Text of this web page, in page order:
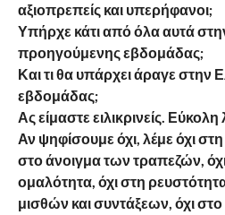
αξιοπρεπείς και υπερήφανοι;
Υπήρχε κάτι από όλα αυτά
προηγούμενης εβδομάδας;
Και τι θα υπάρχει άραγε στην
εβδομάδας;
Ας είμαστε ειλικρινείς.
Αν ψηφίσουμε όχι, λέμε όχι
στο άνοιγμα των τραπεζών,
ομαλότητα, όχι στη
μισθών και συντάξεων, όχι